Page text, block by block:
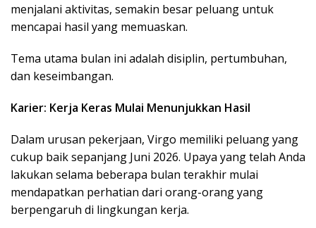
menjalani aktivitas, semakin besar peluang untuk
mencapai hasil yang memuaskan.
Tema utama bulan ini adalah disiplin, pertumbuhan,
dan keseimbangan.
Karier: Kerja Keras Mulai Menunjukkan Hasil
Dalam urusan pekerjaan, Virgo memiliki peluang yang
cukup baik sepanjang Juni 2026. Upaya yang telah Anda
lakukan selama beberapa bulan terakhir mulai
mendapatkan perhatian dari orang-orang yang
berpengaruh di lingkungan kerja.